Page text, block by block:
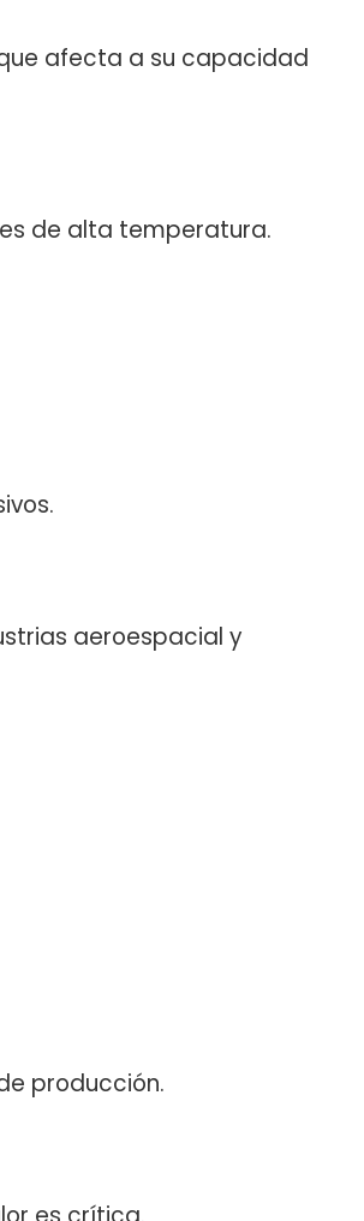
afecta a su capacidad
de alta temperatura.
aeroespacial y
producción.